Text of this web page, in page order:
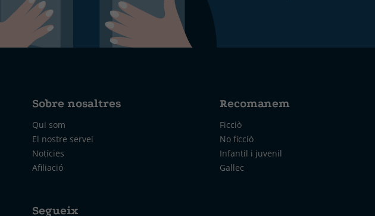
Sobre nosaltres
Qui som
El nostre servei
Notícies
Afiliació
Segueix
Recomanem
Ficciò
No ficciò
Infantil i juvenil
Gallec